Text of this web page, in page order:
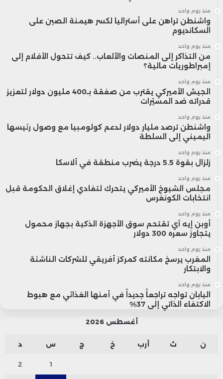
منذ يوم واحد
واشنطن تراهن على أستراليا لكسر هيمنة الصين على
السكانديوم
منذ يوم واحد
من التذاكر إلى المنصات والألعاب.. كيف تتحول الأفلام إلى
إمبراطوريات مالية؟
منذ يوم واحد
الجيش الأميركي يقترب من صفقة بـ400 مليون دولار لتعزيز
قدراته ضد المسيّرات
منذ يوم واحد
واشنطن ترصد مليار دولار لدعم كولومبيا مع وصول رئيسها
اليميني إلى السلطة
منذ يوم واحد
زلزال بقوة 5.5 درجة يضرب منطقة في ألاسكا
منذ يوم واحد
مجلس الشيوخ الأميركي يتحرك لتفادي إغلاق الحكومة قبل
انتخابات الكونغرس
منذ يوم واحد
أوبن إيه آي تقتحم سوق الأجهزة الذكية بجهاز محمول
يتجاوز سعره 300 دولار
منذ يوم واحد
المغرب يرسخ مكانته كمركز أفريقي للشركات الناشئة
والابتكار
منذ يوم واحد
اليابان تواجه تراجعاً جديداً في أمنها الغذائي مع هبوط
الاكتفاء الذاتي إلى 37%
أغسطس 2026
ن ث أرب خ ج س د
1
2